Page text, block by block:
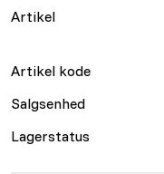
Artikel
Artikel kode
Salgsenhed
Lagerstatus